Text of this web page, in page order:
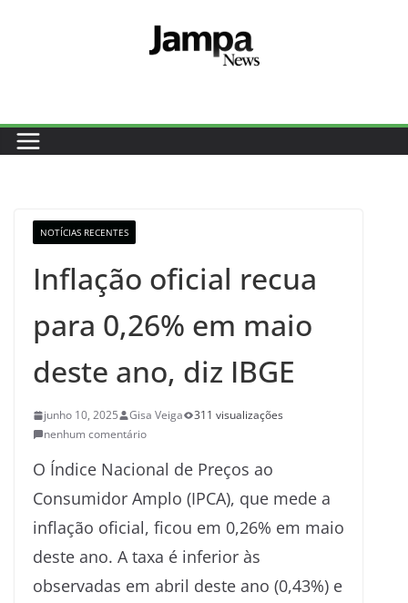
NOTÍCIAS RECENTES
Inflação oficial recua
para 0,26% em maio
deste ano, diz IBGE
junho 10, 2025 Gisa Veiga
311 visualizações
nenhum comentário
O Índice Nacional de Preços ao
Consumidor Amplo (IPCA), que mede a
inflação oficial, ficou em 0,26% em maio
deste ano. A taxa é inferior às
observadas em abril deste ano (0,43%) e